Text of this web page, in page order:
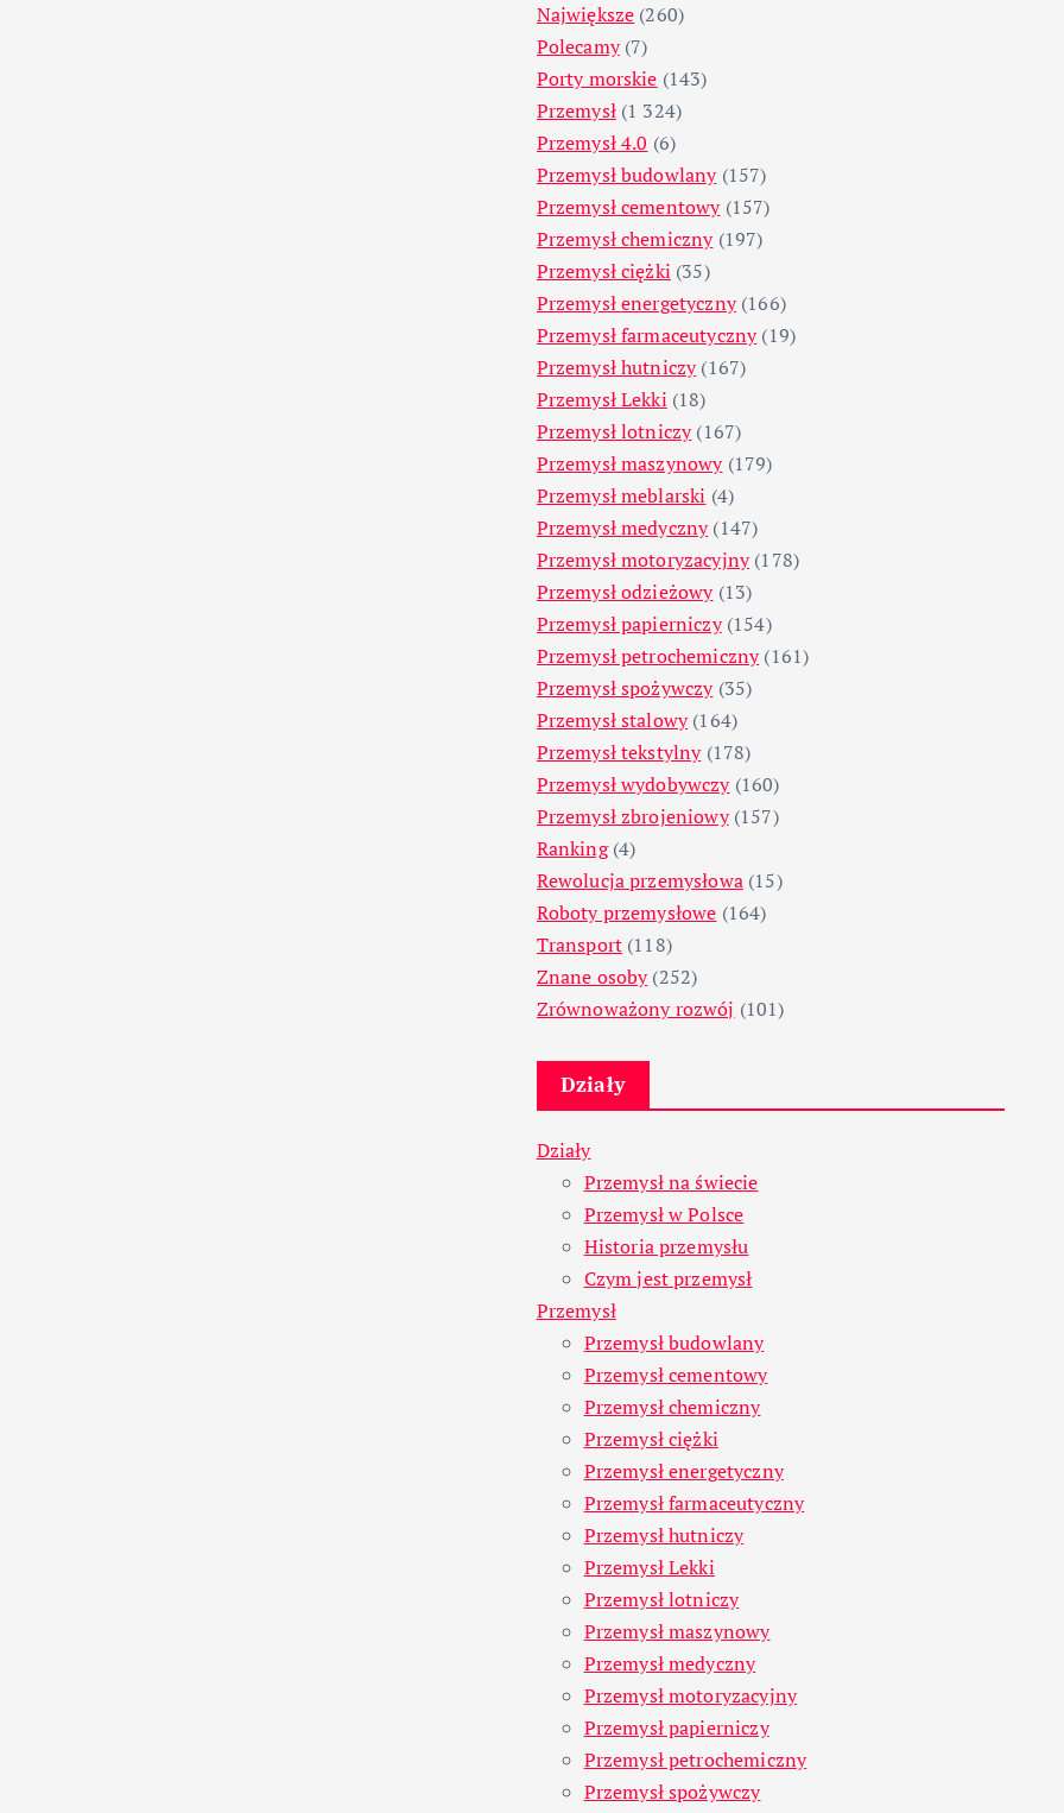
Największe (260)
Polecamy(7)
Porty morskie (143)
Przemysł(1 324)
Przemysł 4.0 (6)
Przemysł budowlany(157)
Przemysł cementowy(157)
Przemysł chemiczny(197)
Przemysł ciężki (35)
Przemysł energetyczny(166)
Przemysł farmaceutyczny(19)
Przemysł hutniczy(167)
Przemysł Lekki (18)
Przemysł lotniczy(167)
Przemysł maszynowy(179)
Przemysł meblarski (4)
Przemysł medyczny(147)
Przemysł motoryzacyjny(178)
Przemysł odzieżowy(13)
Przemysł papierniczy(154)
Przemysł petrochemiczny(161)
Przemysł spożywczy(35)
Przemysł stalowy(164)
Przemysł tekstylny(178)
Przemysł wydobywczy(160)
Przemysł zbrojeniowy(157)
Ranking(4)
Rewolucja przemysłowa(15)
Roboty przemysłowe (164)
Transport (118)
Znane osoby(252)
Zrównoważony rozwój (101)
Działy
Działy
Przemysł na świecie
Przemysł w Polsce
Historia przemysłu
Czym jest przemysł
Przemysł
Przemysł budowlany
Przemysł cementowy
Przemysł chemiczny
Przemysł ciężki
Przemysł energetyczny
Przemysł farmaceutyczny
Przemysł hutniczy
Przemysł Lekki
Przemysł lotniczy
Przemysł maszynowy
Przemysł medyczny
Przemysł motoryzacyjny
Przemysł papierniczy
Przemysł petrochemiczny
Przemysł spożywczy